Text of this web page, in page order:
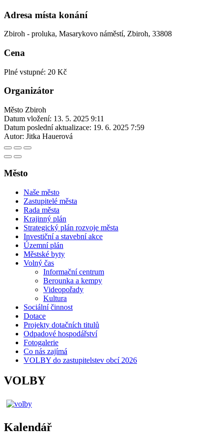
Adresa místa konání
Zbiroh - proluka, Masarykovo náměstí, Zbiroh, 33808
Cena
Plné vstupné: 20 Kč
Organizátor
Město Zbiroh
Datum vložení: 13. 5. 2025 9:11
Datum poslední aktualizace: 19. 6. 2025 7:59
Autor: Jitka Hauerová
Město
Naše město
Zastupitelé města
Rada města
Krajinný plán
Strategický plán rozvoje města
Investiční a stavební akce
Územní plán
Městské byty
Volný čas
Informační centrum
Berounka a kempy
Videopořady
Kultura
Sociální činnost
Dotace
Projekty dotačních titulů
Odpadové hospodářství
Fotogalerie
Co nás zajímá
VOLBY do zastupitelstev obcí 2026
VOLBY
Kalendář